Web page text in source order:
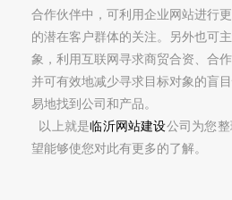
合作伙伴中，可利用企业网站进行
的潜在客户群体的关注。另外也可
象，利用互联网寻求商贸合资、合
并可有效地减少寻求目标对象的盲
易地找到公司和产品。
以上就是临沂网站建设公司为您
望能够使您对此有更多的了解。